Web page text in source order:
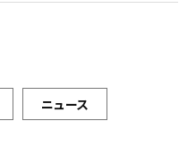
ニュース